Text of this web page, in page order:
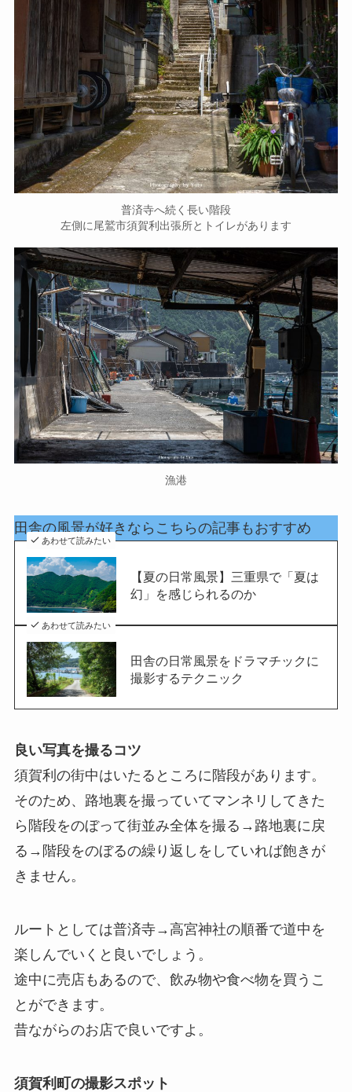
普済寺へ続く長い階段
左側に尾鷲市須賀利出張所とトイレがあります
漁港
田舎の風景が好きならこちらの記事もおすすめ
あわせて読みたい
【夏の日常風景】三重県で「夏は
幻」を感じられるのか
あわせて読みたい
田舎の日常風景をドラマチックに
撮影するテクニック
良い写真を撮るコツ
須賀利の街中はいたるところに階段があります。
そのため、路地裏を撮っていてマンネリしてきた
ら階段をのぼって街並み全体を撮る→路地裏に戻
る→階段をのぼるの繰り返しをしていれば飽きが
きません。
ルートとしては普済寺→高宮神社の順番で道中を
楽しんでいくと良いでしょう。
途中に売店もあるので、飲み物や食べ物を買うこ
とができます。
昔ながらのお店で良いですよ。
須賀利町の撮影スポット